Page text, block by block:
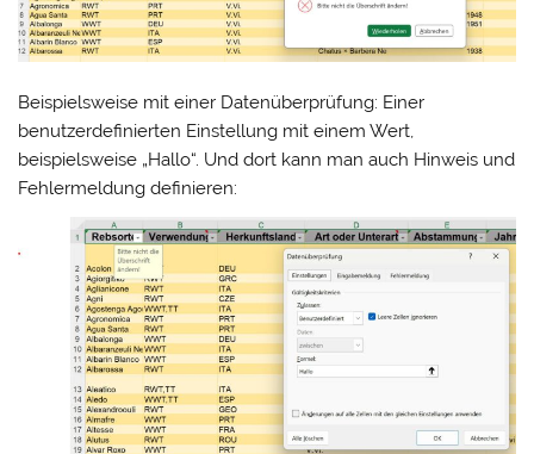
Beispielsweise mit einer Datenüberprüfung: Einer
benutzerdefinierten Einstellung mit einem Wert,
beispielsweise „Hallo“. Und dort kann man auch Hinweis und
Fehlermeldung definieren: